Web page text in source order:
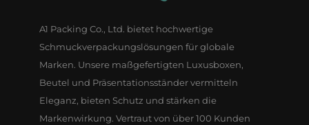
A1 Packing Co., Ltd. bietet hochwertige
Schmuckverpackungslösungen für globale
Marken. Unsere maßgefertigten Luxusboxen,
Beutel und Präsentationsständer vermitteln
Eleganz, bieten Schutz und stärken die
Markenwirkung. Vertraut von über 100 Kunden